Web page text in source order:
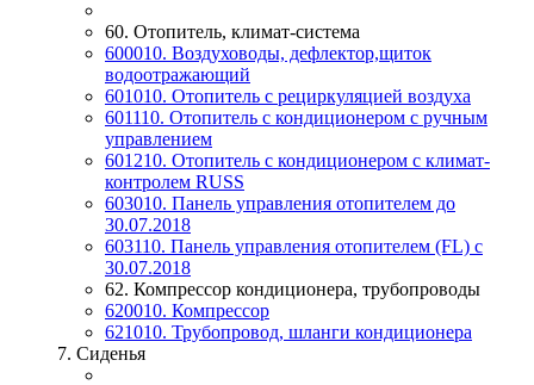
60. Отопитель, климат-система
600010. Воздуховоды, дефлектор,щиток
водоотражающий
601010. Отопитель с рециркуляцией воздуха
601110. Отопитель с кондиционером с ручным
управлением
601210. Отопитель с кондиционером с климат-
контролем RUSS
603010. Панель управления отопителем до
30.07.2018
603110. Панель управления отопителем (FL) c
30.07.2018
62. Компрессор кондиционера, трубопроводы
620010. Компрессор
621010. Трубопровод, шланги кондиционера
7. Сиденья